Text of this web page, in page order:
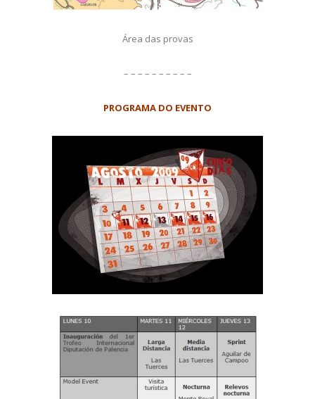
Área das provas
– – – – – – – – – –
PROGRAMA DO EVENTO